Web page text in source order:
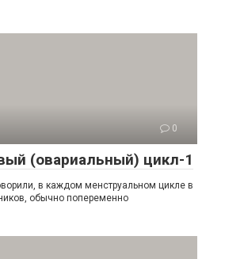
0
(овариальный) цикл-1
в каждом менструальном цикле в
обычно попеременно